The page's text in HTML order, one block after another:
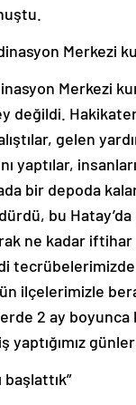
Merkezi
Merkezi
gelen
yaptılar,
bir depoda
bu
ne kadar
ilçelerimizle
2 ay
yaptığımız